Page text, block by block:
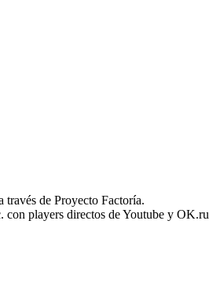
de Proyecto Factoría.
con players directos de Youtube y OK.ru